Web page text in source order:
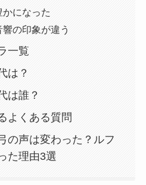
になった
の印象が違う
一覧
は？
は誰？
よくある質問
の声は変わった？ルフ
た理由3選